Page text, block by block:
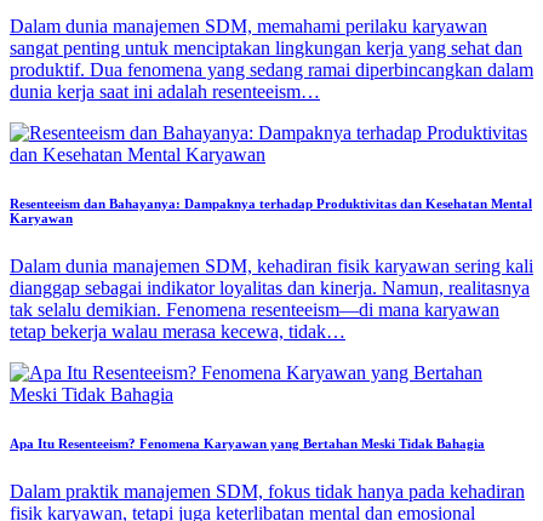
Dalam dunia manajemen SDM, memahami perilaku karyawan
sangat penting untuk menciptakan lingkungan kerja yang sehat dan
produktif. Dua fenomena yang sedang ramai diperbincangkan dalam
dunia kerja saat ini adalah resenteeism…
Resenteeism dan Bahayanya: Dampaknya terhadap Produktivitas dan Kesehatan Mental
Karyawan
Dalam dunia manajemen SDM, kehadiran fisik karyawan sering kali
dianggap sebagai indikator loyalitas dan kinerja. Namun, realitasnya
tak selalu demikian. Fenomena resenteeism—di mana karyawan
tetap bekerja walau merasa kecewa, tidak…
Apa Itu Resenteeism? Fenomena Karyawan yang Bertahan Meski Tidak Bahagia
Dalam praktik manajemen SDM, fokus tidak hanya pada kehadiran
fisik karyawan, tetapi juga keterlibatan mental dan emosional